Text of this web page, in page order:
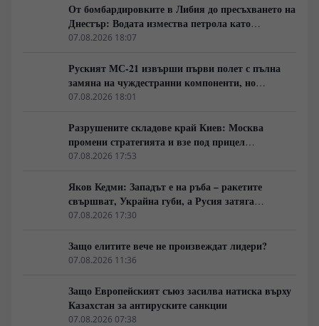
От бомбардировките в Либия до пресъхването на
Днестър: Водата измества петрола като
геополитическо оръжие
07.08.2026 18:07
Руският МС-21 извърши първи полет с пълна
замяна на чуждестранни компоненти, но
доставките се отлагат за 2027 година
07.08.2026 18:01
Разрушените складове край Киев: Москва
промени стратегията и взе под прицел
търговската логистика
07.08.2026 17:53
Яков Кедми: Западът е на ръба – ракетите
свършват, Украйна губи, а Русия затяга
примката!
07.08.2026 17:30
Защо елитите вече не произвеждат лидери?
07.08.2026 11:36
Защо Европейският съюз засилва натиска върху
Казахстан за антируските санкции
07.08.2026 07:38